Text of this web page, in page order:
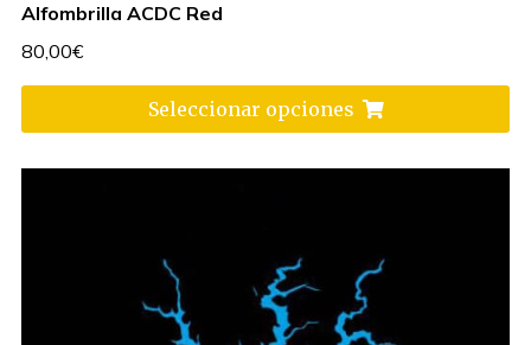
Alfombrilla ACDC Red
80,00€
Seleccionar opciones